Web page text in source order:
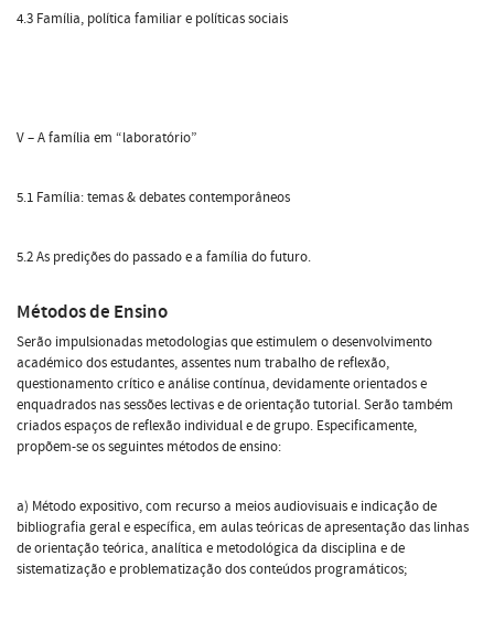
4.3 Família, política familiar e políticas sociais
V – A família em “laboratório”
5.1 Família: temas & debates contemporâneos
5.2 As predições do passado e a família do futuro.
Métodos de Ensino
Serão impulsionadas metodologias que estimulem o desenvolvimento
académico dos estudantes, assentes num trabalho de reflexão,
questionamento crítico e análise contínua, devidamente orientados e
enquadrados nas sessões lectivas e de orientação tutorial. Serão também
criados espaços de reflexão individual e de grupo. Especificamente,
propõem-se os seguintes métodos de ensino:
a) Método expositivo, com recurso a meios audiovisuais e indicação de
bibliografia geral e específica, em aulas teóricas de apresentação das linhas
de orientação teórica, analítica e metodológica da disciplina e de
sistematização e problematização dos conteúdos programáticos;